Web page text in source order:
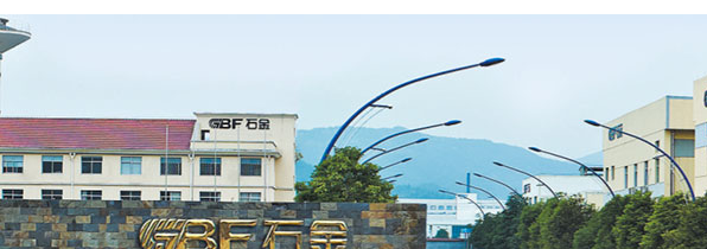
发展历程
品牌解读
管理团队
研发力量